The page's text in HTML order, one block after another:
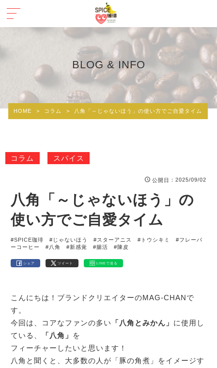
BLOG & INFO
HOME > コラム > 八角「～じゃないほう」の使い方でご自愛タイム
コラム スパイス
公開日 ：2025/09/02
八角「～じゃないほう」の
使い方でご自愛タイム
#SPICE珈琲 #じゃないほう #スターアニス #トウシキミ
#フレーバ
ーコーヒー
#八角 #新感覚 #腸活 #陳皮
シェア ツイート LINEで送る
こんにちは！ブランドクリエイターのMAG-CHANで
す。
今回は、コアなファンの多い
「八角とみかん」 に使用し
ている、
「八角」 を
フィーチャーしたいと思います！
八角と聞くと、大多数の人が「豚の角煮」をイメージす